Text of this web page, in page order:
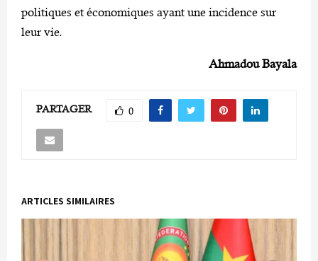
politiques et économiques ayant une incidence sur
leur vie.
Ahmadou Bayala
PARTAGER 0
ARTICLES SIMILAIRES